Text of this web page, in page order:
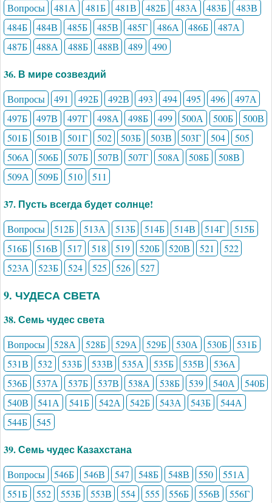
Вопросы 481А 481Б 481В 482Б 483А 483Б
483В
484Б
484В 485Б 485В 485Г 486А 486Б
487А
487Б
488А 488Б 488В 489 490
36. В мире созвездий
Вопросы 491 492Б 492В 493 494 495 496
497А
497Б
497В 497Г 498А 498Б 499 500А 500Б
500В
501Б
501В 501Г 502 503Б 503В 503Г 504
505
506А
506Б 507Б 507В 507Г 508А 508Б
508В
509А
509Б 510 511
37. Пусть всегда будет солнце!
Вопросы 512Б 513А 513Б 514Б 514В 514Г
515Б
516Б
516В 517 518 519 520Б 520В 521
522
523А
523Б 524 525 526 527
9. ЧУДЕСА СВЕТА
38. Семь чудес света
Вопросы 528А 528Б 529А 529Б 530А 530Б
531Б
531В
532 533Б 533В 535А 535Б 535В
536А
536Б
537А 537Б 537В 538А 538Б 539 540А
540Б
540В
541А 541Б 542А 542Б 543А 543Б
544А
544Б
545
39. Семь чудес Казахстана
Вопросы 546Б 546В 547 548Б 548В 550
551А
551Б
552 553Б 553В 554 555 556Б 556В 556Г